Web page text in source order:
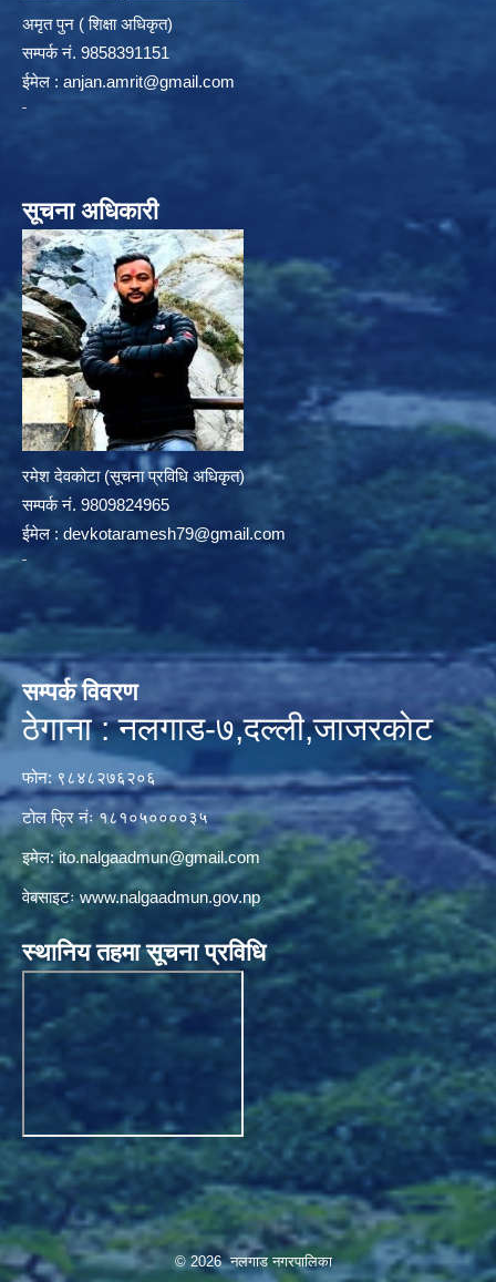
अमृत पुन ( शिक्षा अधिकृत)
सम्पर्क न‌ं. 9858391151
ईमेल : anjan.amrit@gmail.com
सूचना अधिकारी
रमेश देवकोटा (सूचना प्रविधि अधिकृत)
सम्पर्क न‌ं. 9809824965
ईमेल : devkotaramesh79@gmail.com
सम्पर्क विवरण
ठेगाना : नलगाड-७,दल्ली,जाजरकाेट
फोन: ९८४८२७६२०६
टोल फ्रि नंः १८१०५००००३५
इमेल:ito.nalgaadmun@gmail.com
वेबसाइटःwww.nalgaadmun.gov.np
स्थानिय तहमा सूचना प्रविधि
© 2026 नलगाड नगरपालिका